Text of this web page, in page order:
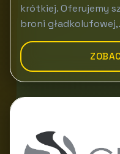
krótkiej. Oferujemy
broni